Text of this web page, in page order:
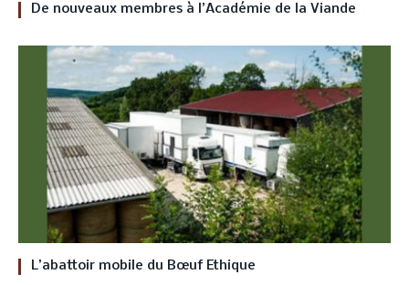
De nouveaux membres à l’Académie de la Viande
L’abattoir mobile du Bœuf Ethique